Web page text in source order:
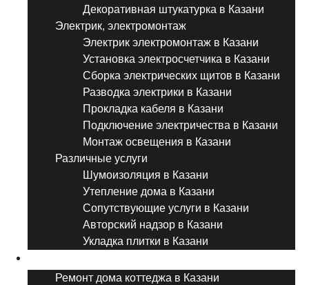
Декоративная штукатурка в Казани
Электрик, электромонтаж
Электрик электромонтаж в Казани
Установка электросчетчика в Казани
Сборка электрических щитов в Казани
Разводка электрики в Казани
Прокладка кабеля в Казани
Подключение электричества в Казани
Монтаж освещения в Казани
Различные услуги
Шумоизоляция в Казани
Утепление дома в Казани
Сопутствующие услуги в Казани
Авторский надзор в Казани
Укладка плитки в Казани
Ремонт дома коттеджа в Казани